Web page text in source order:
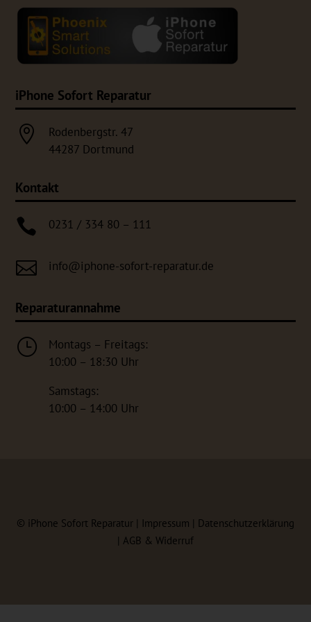
iPhone Sofort Reparatur

Rodenbergstr. 47
44287 Dortmund
Kontakt
 0231 / 334 80 – 111
 info@iphone-sofort-reparatur.de
Reparaturannahme
}
Montags – Freitags:
10:00 – 18:30 Uhr
Samstags:
10:00 – 14:00 Uhr
© iPhone Sofort Reparatur | Impressum | Datenschutzerklärung
| AGB & Widerruf